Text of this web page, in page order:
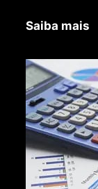
Saiba mais